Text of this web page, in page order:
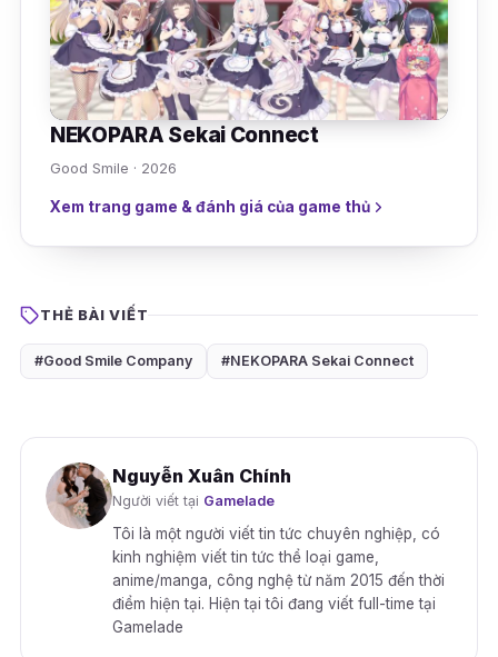
NEKOPARA Sekai Connect
Good Smile · 2026
Xem trang game & đánh giá của game thủ
THẺ BÀI VIẾT
#Good Smile Company #NEKOPARA Sekai Connect
Nguyễn Xuân Chính
Người viết tại Gamelade
Tôi là một người viết tin tức chuyên nghiệp, có
kinh nghiệm viết tin tức thể loại game,
anime/manga, công nghệ từ năm 2015 đến thời
điểm hiện tại. Hiện tại tôi đang viết full-time tại
Gamelade